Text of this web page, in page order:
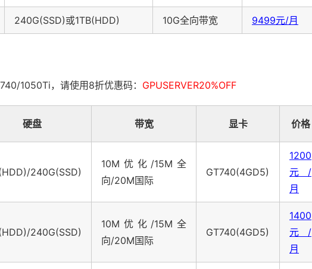
240G(SSD)或1TB(HDD) 10G全向带宽 9499元/月
1050Ti，请使用8折优惠码： GPUSERVER20%OFF
硬盘 带宽 显卡 价格
240G(SSD)
10M优化/15M全
向/20M国际
GT740(4GD5)
1200
元/
月
240G(SSD)
10M优化/15M全
向/20M国际
GT740(4GD5)
1400
元/
月